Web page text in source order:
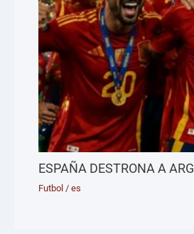
ESPAÑA DESTRONA A
Futbol /es